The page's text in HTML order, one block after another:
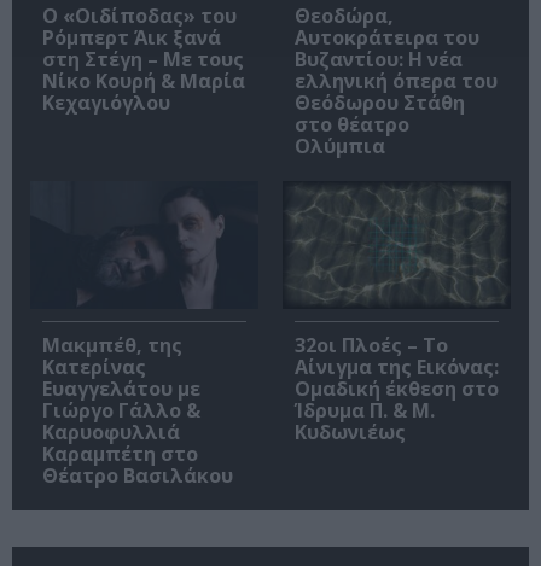
O «Οιδίποδας» του
Ρόμπερτ Άικ ξανά
στη Στέγη – Με τους
Νίκο Κουρή & Μαρία
Κεχαγιόγλου
Θεοδώρα,
Αυτοκράτειρα του
Βυζαντίου: Η νέα
ελληνική όπερα του
Θεόδωρου Στάθη
στο θέατρο
Ολύμπια
Μακμπέθ, της
Κατερίνας
Ευαγγελάτου με
Γιώργο Γάλλο &
Καρυοφυλλιά
Καραμπέτη στο
Θέατρο Βασιλάκου
32οι Πλοές – Το
Αίνιγμα της Εικόνας:
Ομαδική έκθεση στο
Ίδρυμα Π. & Μ.
Κυδωνιέως